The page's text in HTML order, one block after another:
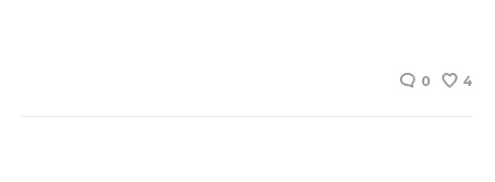
0 4